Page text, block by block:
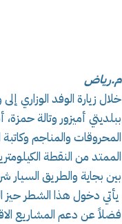
م.رياض
خلال زيارة الوفد الوزاري
ببلديتي أميزور وتالة
المحروقات والمناجم
بين بجاية والطريق
يأتي دخول هذا الشطر حيز
فضلاً عن دعم المشاريع